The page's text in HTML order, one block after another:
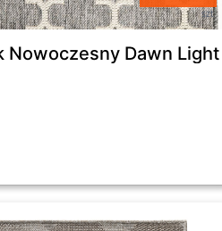
szt
Nowoczesny Dawn